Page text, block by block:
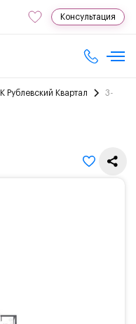
Консультация
Рублевский Квартал
3-